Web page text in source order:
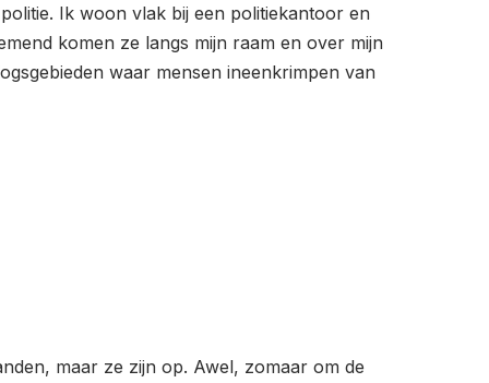
Ik woon vlak bij een politiekantoor en
komen ze langs mijn raam en over mijn
waar mensen ineenkrimpen van
maar ze zijn op. Awel, zomaar om de